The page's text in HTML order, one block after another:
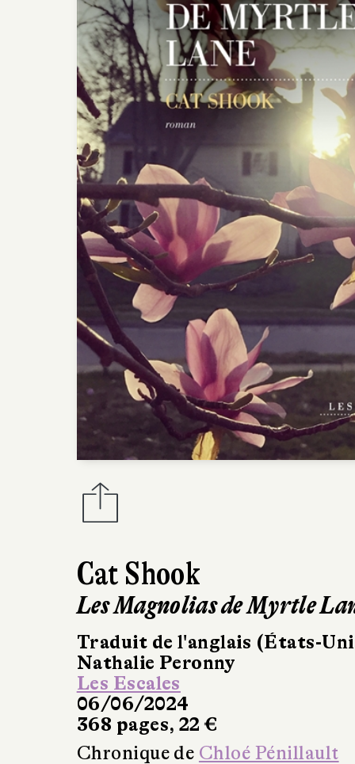
Cat Shook
Les Magnolias de Myrtle
Traduit de l'anglais (États-
Nathalie Peronny
Les Escales
06/06/2024
368 pages, 22 €
Chronique de Chloé Pénillault